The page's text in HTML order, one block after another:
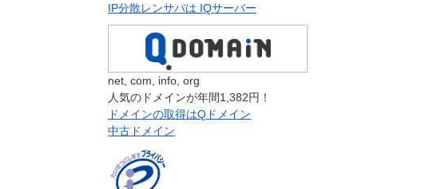
IP分散レンサバは IQサーバー
net, com, info, org
人気のドメインが年間1,382円！
ドメインの取得はQドメイン
中古ドメイン